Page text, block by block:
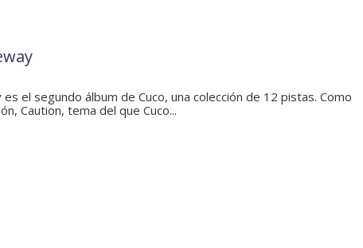
el segundo álbum de Cuco, una colección de 12 pistas. Como
Caution, tema del que Cuco...